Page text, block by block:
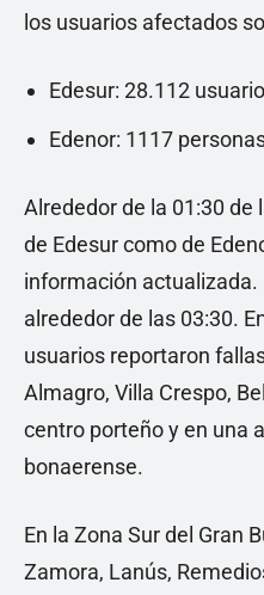
los usuarios afectados
Edesur: 28.112
Edenor: 1117
Alrededor de la 01:30 de
de Edesur como de
información actualizada.
alrededor de las 03:30.
usuarios reportaron
Almagro, Villa Crespo,
centro porteño y en una
bonaerense.
En la Zona Sur del Gran
Zamora, Lanús,